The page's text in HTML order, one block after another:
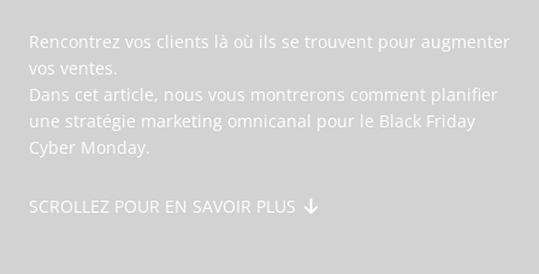
Rencontrez vos clients là où ils se trouvent pour augmenter
vos ventes.
Dans cet article, nous vous montrerons comment planifier
une stratégie marketing omnicanal pour le Black Friday
Cyber Monday.
SCROLLEZ POUR EN SAVOIR PLUS